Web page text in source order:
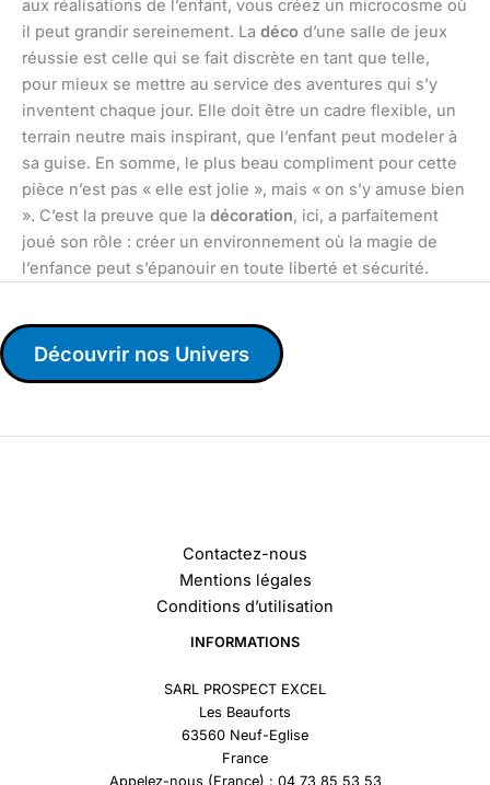
aux réalisations de l’enfant, vous créez un microcosme où
il peut grandir sereinement. La déco d’une salle de jeux
réussie est celle qui se fait discrète en tant que telle,
pour mieux se mettre au service des aventures qui s’y
inventent chaque jour. Elle doit être un cadre flexible, un
terrain neutre mais inspirant, que l’enfant peut modeler à
sa guise. En somme, le plus beau compliment pour cette
pièce n’est pas « elle est jolie », mais « on s’y amuse bien
». C’est la preuve que la décoration, ici, a parfaitement
joué son rôle : créer un environnement où la magie de
l’enfance peut s’épanouir en toute liberté et sécurité.
Découvrir nos Univers
Contactez-nous
Mentions légales
Conditions d’utilisation
INFORMATIONS
SARL PROSPECT EXCEL
Les Beauforts
63560 Neuf-Eglise
France
Appelez-nous (France) : 04 73 85 53 53